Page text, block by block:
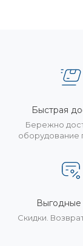
Быстрая
Бережно
оборудование
Скидки.